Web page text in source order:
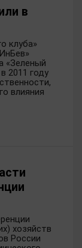
в
клуба»
«Зеленый
2011 году
влияния
хозяйств
России